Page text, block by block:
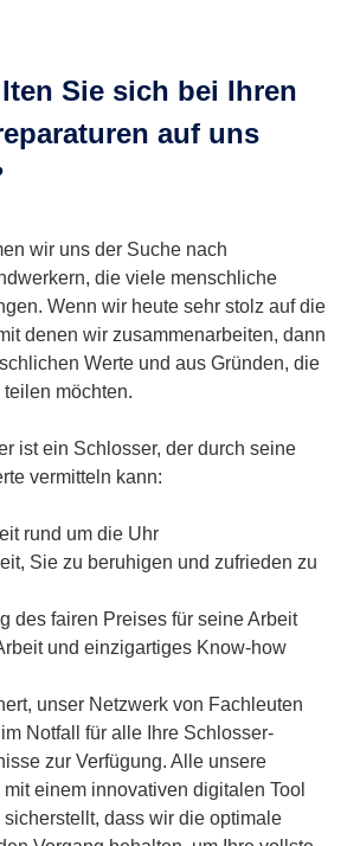
Sie sich bei Ihren
auf uns
wir uns der Suche nach
die viele menschliche
Wenn wir heute sehr stolz auf die
denen wir zusammenarbeiten, dann
Werte und aus Gründen, die
möchten.
ist ein Schlosser, der durch seine
vermitteln kann:
rund um die Uhr
Sie zu beruhigen und zufrieden zu
des fairen Preises für seine Arbeit
und einzigartiges Know-how
unser Netzwerk von Fachleuten
Notfall für alle Ihre Schlosser-
zur Verfügung. Alle unsere
einem innovativen digitalen Tool
sicherstellt, dass wir die optimale